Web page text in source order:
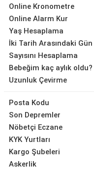
Online Kronometre
Online Alarm Kur
Yaş Hesaplama
İki Tarih Arasındaki Gün
Sayısını Hesaplama
Bebeğim kaç aylık oldu?
Uzunluk Çevirme
Posta Kodu
Son Depremler
Nöbetçi Eczane
KYK Yurtları
Kargo Şubeleri
Askerlik